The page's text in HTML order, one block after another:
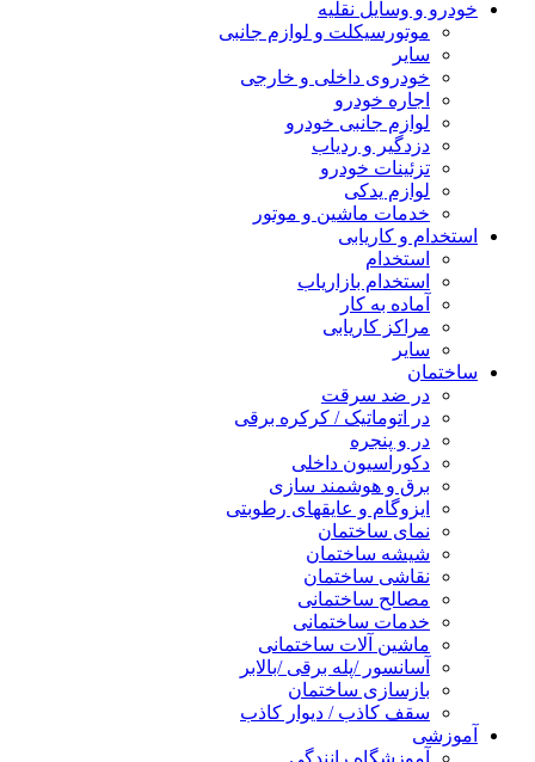
خودرو و وسایل نقلیه
موتورسیکلت و لوازم جانبی
سایر
خودروی داخلی و خارجی
اجاره خودرو
لوازم جانبی خودرو
دزدگیر و ردیاب
تزئینات خودرو
لوازم یدکی
خدمات ماشین و موتور
استخدام و کاریابی
استخدام
استخدام بازاریاب
آماده به کار
مراکز کاریابی
سایر
ساختمان
در ضد سرقت
در اتوماتیک / کرکره برقی
در و پنجره
دکوراسیون داخلی
برق و هوشمند سازی
ایزوگام و عایقهای رطوبتی
نمای ساختمان
شیشه ساختمان
نقاشی ساختمان
مصالح ساختمانی
خدمات ساختمانی
ماشین آلات ساختمانی
آسانسور /پله برقی /بالابر
بازسازی ساختمان
سقف کاذب / دیوار کاذب
آموزشی